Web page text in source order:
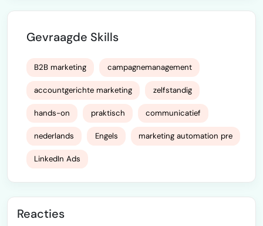
Gevraagde Skills
B2B marketing campagnemanagement
accountgerichte marketing zelfstandig
hands-on praktisch communicatief
nederlands Engels marketing automation pre
LinkedIn Ads
Reacties